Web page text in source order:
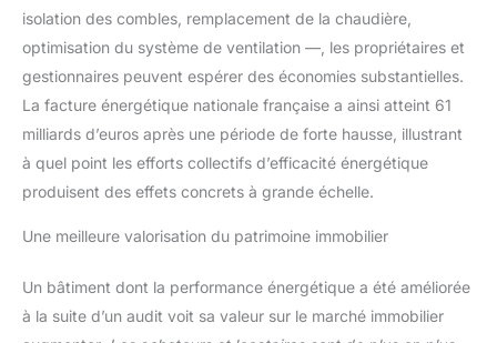
isolation des combles, remplacement de la chaudière,
optimisation du système de ventilation —, les propriétaires et
gestionnaires peuvent espérer des économies substantielles.
La facture énergétique nationale française a ainsi atteint 61
milliards d’euros après une période de forte hausse, illustrant
à quel point les efforts collectifs d’efficacité énergétique
produisent des effets concrets à grande échelle.
Une meilleure valorisation du patrimoine immobilier
Un bâtiment dont la performance énergétique a été améliorée
à la suite d’un audit voit sa valeur sur le marché immobilier